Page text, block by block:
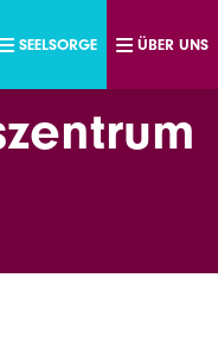
SEELSORGE ÜBER UNS